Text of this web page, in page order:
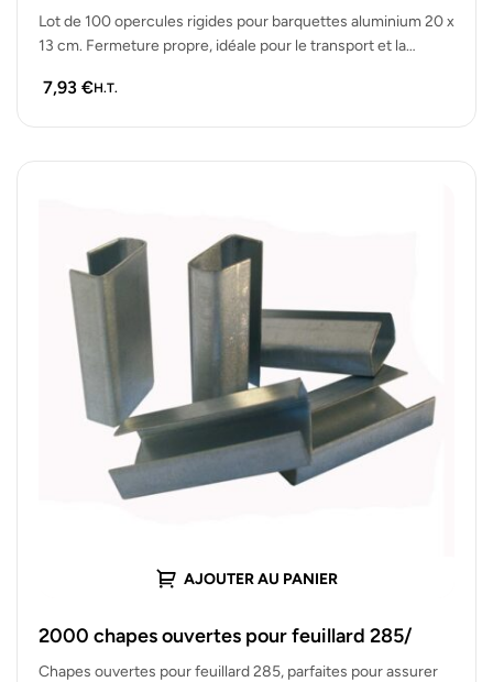
Lot de 100 opercules rigides pour barquettes aluminium 20 x
13 cm. Fermeture propre, idéale pour le transport et la…
7,93 €H.T.
AJOUTER AU PANIER
2000 chapes ouvertes pour feuillard 285/
Chapes ouvertes pour feuillard 285, parfaites pour assurer